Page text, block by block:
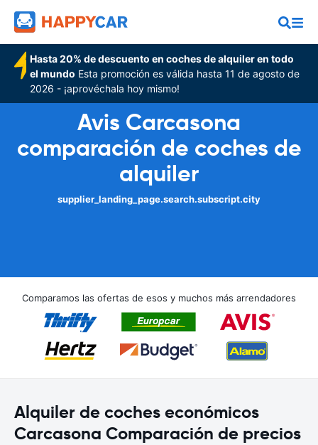
Hasta 20% de descuento en coches de alquiler en todo
el mundo Esta promoción es válida hasta 11 de agosto de
2026 - ¡aprovéchala hoy mismo!
Avis Carcasona
comparación de coches de
alquiler
supplier_landing_page.search.subscript.city
Comparamos las ofertas de esos y muchos más arrendadores
Alquiler de coches económicos
Carcasona Comparación de precios